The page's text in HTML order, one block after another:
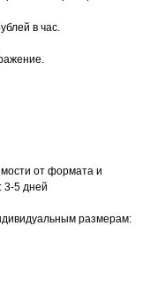
в час.
от формата и
3-5 дней
размерам: